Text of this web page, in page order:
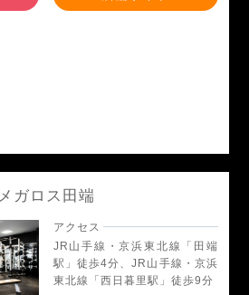
メガロス田端
アクセス
JR山手線・京浜東北線「田端
駅」徒歩4分、JR山手線・京浜
東北線「西日暮里駅」徒歩9分